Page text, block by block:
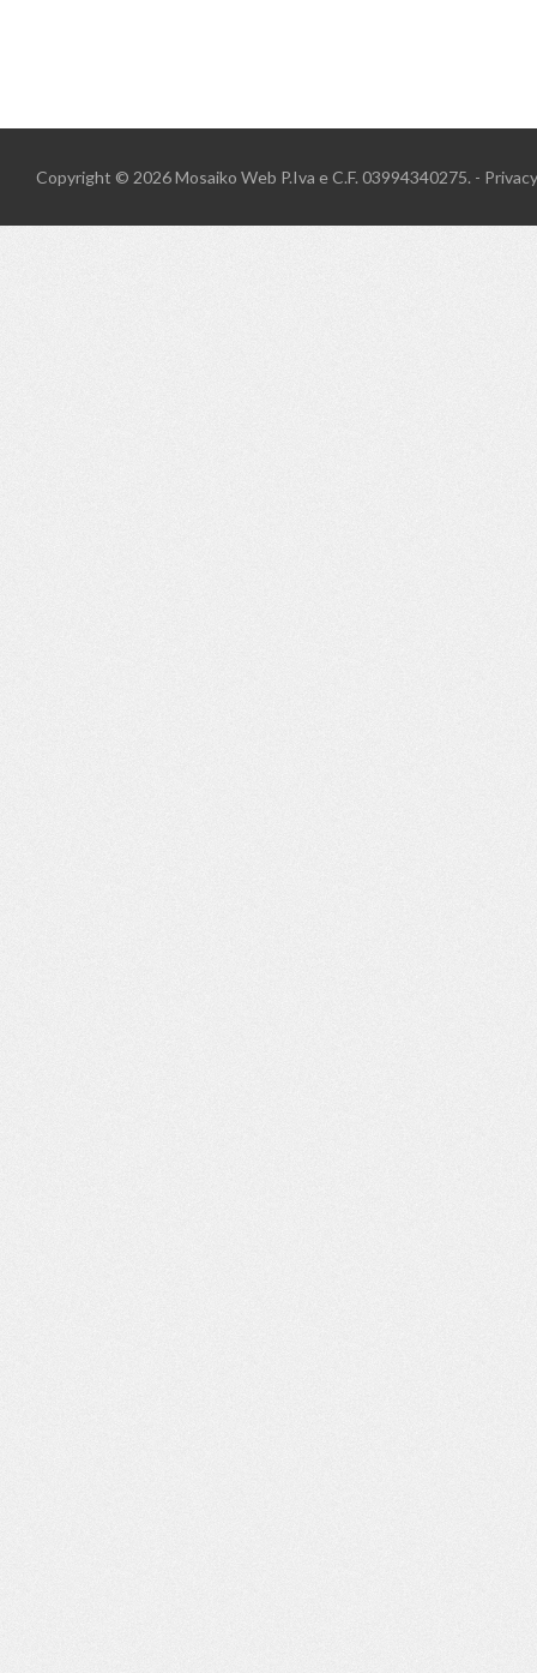
Copyright © 2026Mosaiko Web P.Iva e C.F. 03994340275. - Privacy